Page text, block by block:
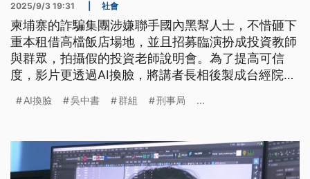
2025/9/3 19:31 社會
柬埔寨的詐騙集團涉嫌聯手國內黑幫人士，不惜砸下
重本租借高檔飯店場地，並且招募臨演扮成投資教師
與群眾，拍攝假的投資老師說明會。為了提高可信
度，影片更透過AI換臉，將講者長相後製成台經院董
到1年時間就有18人受騙，總損失超過1.2億元，甚至
湖母女遭詐千萬輕生，與全案有高度關聯。
AI換臉 吳中書 群組 刑事局 ...